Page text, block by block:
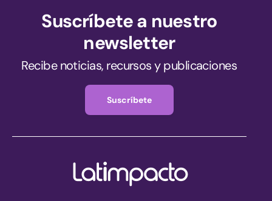
Suscríbete a nuestro
newsletter
Recibe noticias, recursos y publicaciones
Suscríbete